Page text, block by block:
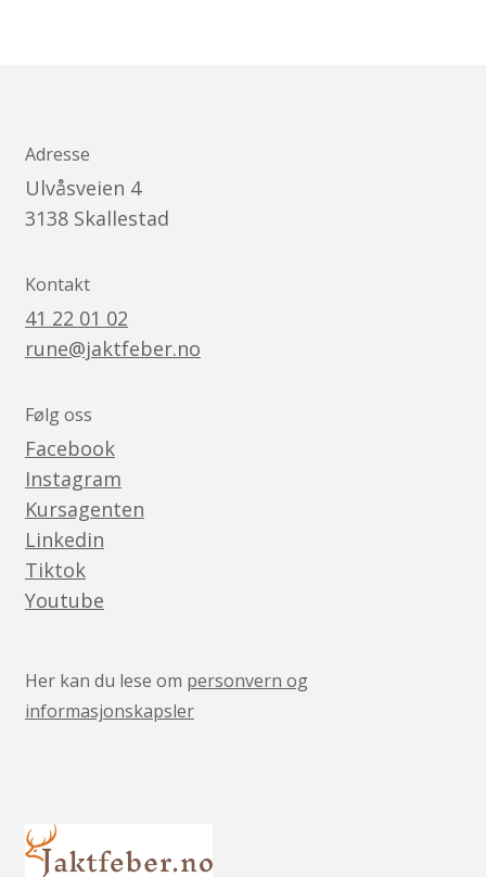
Adresse
Ulvåsveien 4
3138 Skallestad
Kontakt
41 22 01 02
rune@jaktfeber.no
Følg oss
Facebook
Instagram
Kursagenten
Linkedin
Tiktok
Youtube
Her kan du lese om personvern og
informasjonskapsler